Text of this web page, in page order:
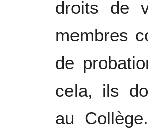
droits de
membres
de
cela, ils
au